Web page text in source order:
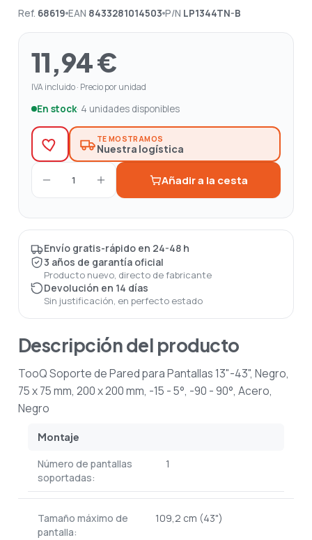
Ref. 68619 EAN 8433281014503 P/N LP1344TN-B
11,94 €
IVA incluido · Precio por unidad
En stock· 4 unidades disponibles
TE MOSTRAMOS
Nuestra logística
1 Añadir a la cesta
Envío gratis-rápido en 24-48 h
3 años de garantía oficial
Producto nuevo, directo de fabricante
Devolución en 14 días
Sin justificación, en perfecto estado
Descripción del producto
TooQ Soporte de Pared para Pantallas 13"-43", Negro,
75 x 75 mm, 200 x 200 mm, -15 - 5°, -90 - 90°, Acero,
Negro
Montaje
Número de pantallas
soportadas:
1
Tamaño máximo de
pantalla:
109,2 cm (43")